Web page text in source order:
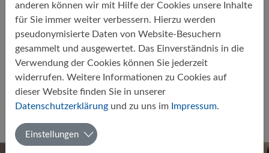
Europa-Café 2026: Europa-AG
des Gymnasiums Papenburg mit
dabei
25.05.2026
Politik-Wirtschaft
anderen können wir mit Hilfe der Cookies unsere Inhalte
für Sie immer weiter verbessern. Hierzu werden
pseudonymisierte Daten von Website-Besuchern
gesammelt und ausgewertet. Das Einverständnis in die
Verwendung der Cookies können Sie jederzeit
widerrufen. Weitere Informationen zu Cookies auf
dieser Website finden Sie in unserer
Datenschutzerklärung und zu uns im Impressum.
Einstellungen